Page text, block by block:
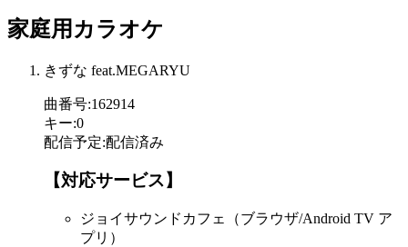
家庭用カラオケ
きずな feat.MEGARYU
曲番号:162914
キー:0
配信予定:配信済み
【対応サービス】
ジョイサウンドカフェ（ブラウザ/Android TV ア
プリ）